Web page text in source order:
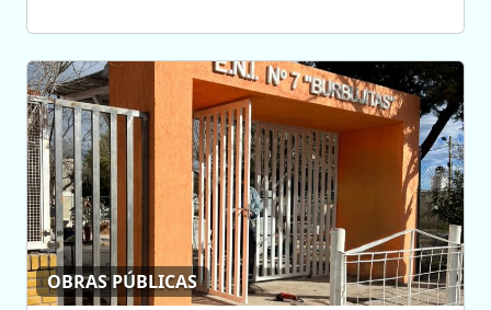
OBRAS PÚBLICAS